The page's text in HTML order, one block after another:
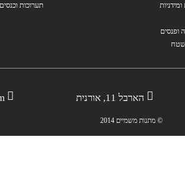
ופנסים
תערוכות וכנסים
הארבל 11, אורנית
© מתנות משמיים 2014